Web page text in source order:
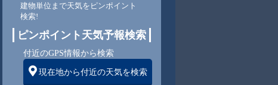
建物単位まで天気をピンポイント
検索!
ピンポイント天気予報検索
付近のGPS情報から検索
現在地から付近の天気を検索